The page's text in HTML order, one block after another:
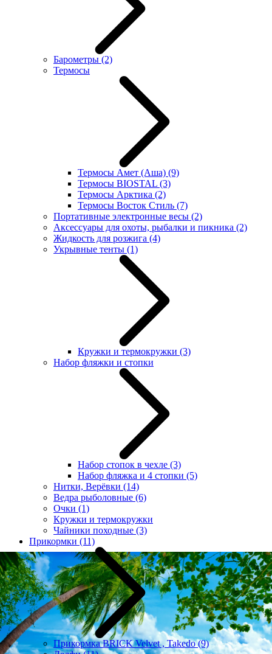
Барометры (2)
Термосы
Термосы Амет (Аша) (9)
Термосы BIOSTAL (3)
Термосы Арктика (2)
Термосы Восток Стиль (7)
Портативные электронные весы (2)
Аксессуары для охоты, рыбалки и пикника (2)
Жидкость для розжига (4)
Укрывные тенты (1)
Кружки и термокружки (3)
Набор фляжки и стопки
Набор стопок в чехле (3)
Набор фляжка и 4 стопки (5)
Нитки, Верёвки (14)
Ведра рыболовные (6)
Очки (1)
Кружки и термокружки
Чайники походные (3)
Прикормки (11)
Прикормка BRICK Velvet , Takedo(9)